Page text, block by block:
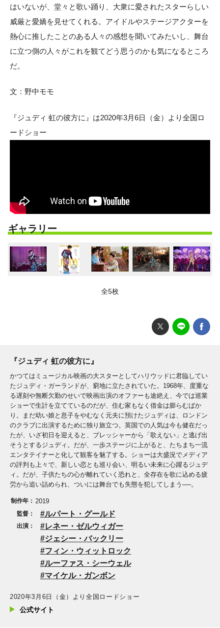
はいないが、堂々と歌い踊り、大衆に愛されたスターらしい
威厳と愛嬌を見せてくれる。アイドルやステージアクターを
熱心に推したことのある人々の感想を聞いてみたいし、舞台
に立つ側の人々がこれを観てどう思うのかも気になるところ
だ。
文：野中モモ
『ジュディ 虹の彼方に』は2020年3月6日（金）より全国ロ
ードショー
ギャラリー
全5枚
『ジュディ 虹の彼方に』
かつてはミュージカル映画の大スターとしてハリウッドに君臨してい
たジュディ・ガーランドが、窮地に立たされていた。1968年、度重な
る遅刻や無断欠勤のせいで映画出演のオファーも途絶え、今では巡業
ショーで生計を立てているのだが、住む家もなく借金は膨らむばか
り。まだ幼い娘と息子をやむなく元夫に預けたジュディは、ロンドン
のクラブに出演するために独り旅立つ。英国での人気は今も健在だっ
たが、いざ初日を迎えると、プレッシャーから「歌えない」と逃げ出
そうとするジュディ。だが、一歩ステージに上がると、たちまち一流
エンタテイナーと化して観客を魅了する。ショーは大盛況でメディア
の評判も上々で、新しい恋とも巡り会い、明るい未来に心躍るジュデ
ィ。だが、子供たちの心が離れていく恐れと、全存在を歌に込める疲
労から追い詰められ、ついには舞台でも失態を犯してしまう──。
制作年： 2019
監督： ルパート・グールド
出演：
レネー・ゼルウィガー
ジェシー・バックリー
フィン・ウィットロック
ルーファス・シーウェル
マイケル・ガンボン
2020年3月6日（金）より全国ロードショー
公式サイト